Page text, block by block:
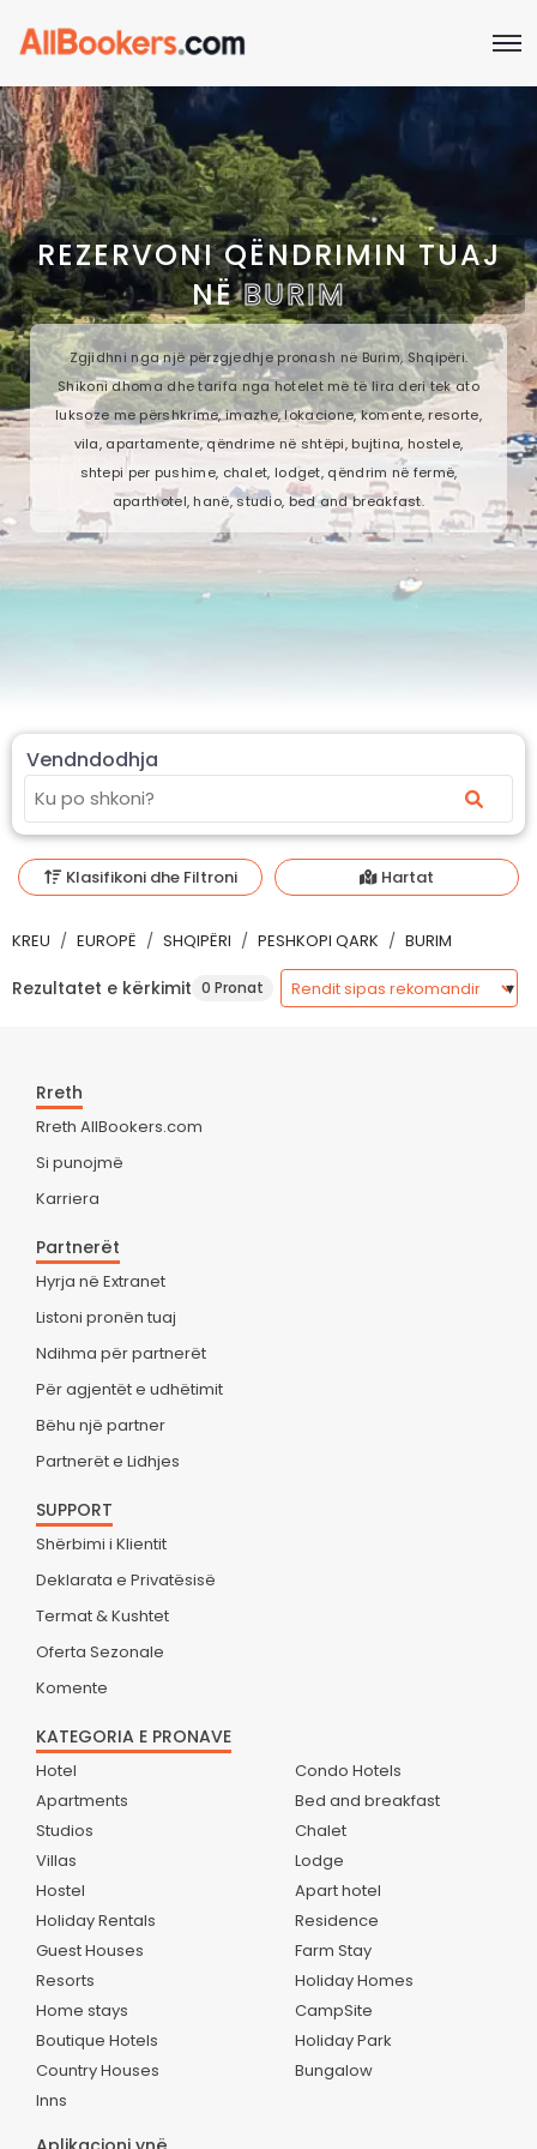
REZERVONI QËNDRIMIN TUAJ
NËBURIM
Zgjidhni nga një përzgjedhje pronash në Burim, Shqipëri.
Shikoni dhoma dhe tarifa nga hotelet më të lira deri tek ato
luksoze me përshkrime, imazhe, lokacione, komente, resorte,
vila, apartamente, qëndrime në shtëpi, bujtina, hostele,
shtepi per pushime, chalet, lodget, qëndrim në fermë,
aparthotel, hanë, studio, bed and breakfast.
Vendndodhja
Klasifikoni dhe Filtroni Hartat
KREU EUROPË SHQIPËRI PESHKOPI QARK BURIM
Rezultatet e kërkimit 0 Pronat
Rreth
Rreth AllBookers.com
Si punojmë
Karriera
Partnerët
Hyrja në Extranet
Listoni pronën tuaj
Ndihma për partnerët
Për agjentët e udhëtimit
Bëhu një partner
Partnerët e Lidhjes
SUPPORT
Shërbimi i Klientit
Deklarata e Privatësisë
Termat & Kushtet
Oferta Sezonale
Komente
KATEGORIA E PRONAVE
Hotel
Apartments
Studios
Villas
Hostel
Holiday Rentals
Guest Houses
Resorts
Home stays
Boutique Hotels
Country Houses
Inns
Condo Hotels
Bed and breakfast
Chalet
Lodge
Apart hotel
Residence
Farm Stay
Holiday Homes
CampSite
Holiday Park
Bungalow